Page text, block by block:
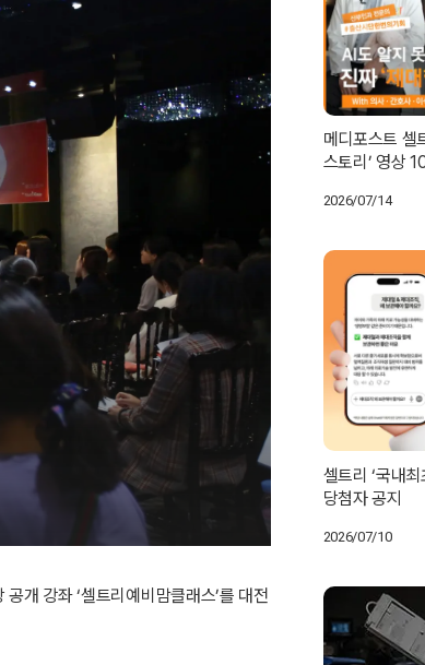
개 강좌 ‘셀트리예비맘클래스’를 대전
메디포스트 셀
스토리’ 영상
2026/07/14
셀트리 ‘국내
당첨자 공지
2026/07/10